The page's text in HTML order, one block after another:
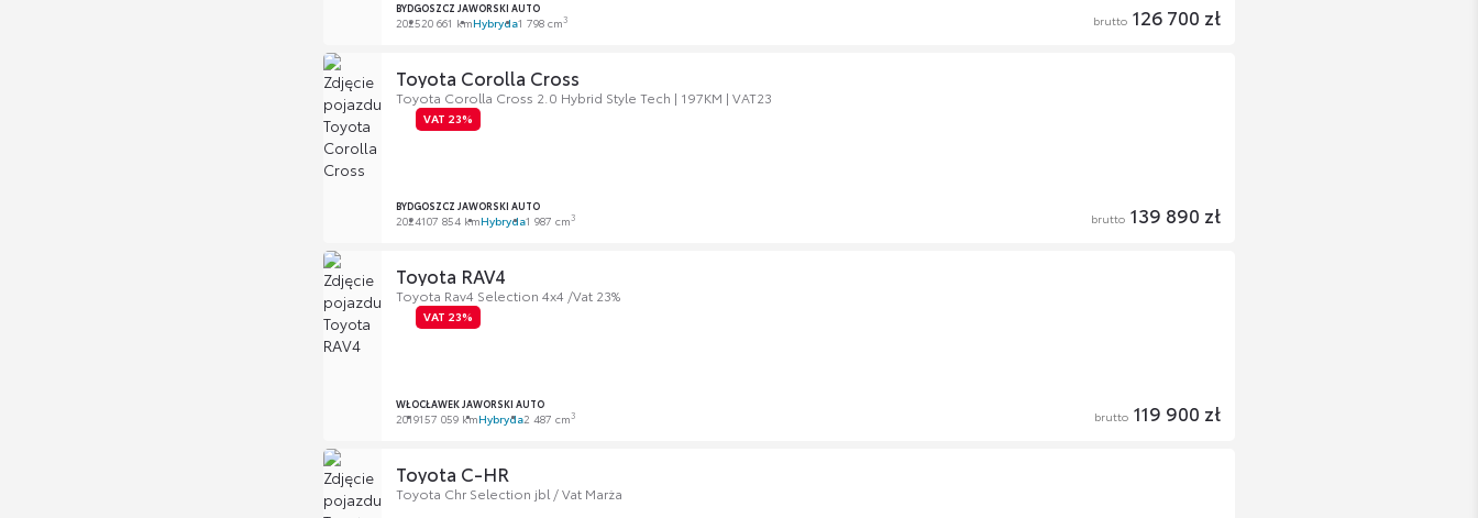
BYDGOSZCZ JAWORSKI AUTO
202520 661 kmHybryda1 798 cm3 brutto 126 700 zł
Toyota Corolla Cross
Toyota Corolla Cross 2.0 Hybrid Style Tech | 197KM | VAT23
VAT 23%
BYDGOSZCZ JAWORSKI AUTO
2024107 854 kmHybryda1 987 cm3 brutto 139 890 zł
Toyota RAV4
Toyota Rav4 Selection 4x4 /Vat 23%
VAT 23%
WŁOCŁAWEK JAWORSKI AUTO
2019157 059 kmHybryda2 487 cm3 brutto 119 900 zł
Toyota C-HR
Toyota Chr Selection jbl / Vat Marża